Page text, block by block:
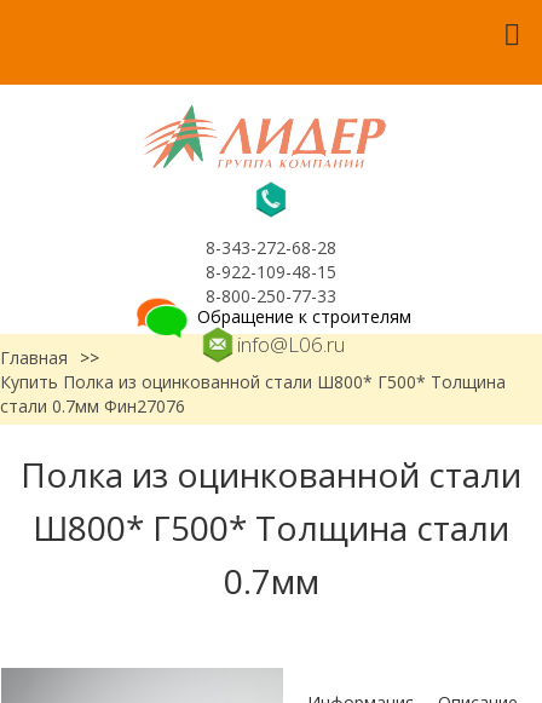
8-343-272-68-28
8-922-109-48-15
8-800-250-77-33
info@L06.ru
Обращение к строителям
Главная
>>
Купить Полка из оцинкованной стали Ш800* Г500* Толщина
стали 0.7мм Фин27076
Полка из оцинкованной стали
Ш800* Г500* Толщина стали
0.7мм